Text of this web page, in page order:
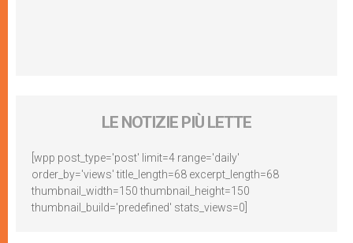
LE NOTIZIE PIÙ LETTE
[wpp post_type='post' limit=4 range='daily'
order_by='views' title_length=68 excerpt_length=68
thumbnail_width=150 thumbnail_height=150
thumbnail_build='predefined' stats_views=0]